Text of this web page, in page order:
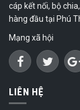
cáp kết nối, bộ
hàng đầu tại Phú
Mạng xã hội
LIÊN HỆ